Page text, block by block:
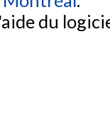
du